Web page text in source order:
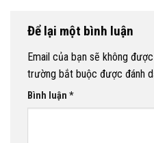
Để lại một bình luận
Email của bạn sẽ không
trường bắt buộc được đánh
Bình luận *